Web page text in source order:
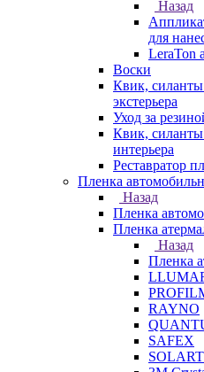
Назад
для
LeraTon
Воски
Квик,
экстерьера
Уход за
Квик,
интерьера
Реставратор
Пленка
Назад
Пленка
Пленка
Назад
Пленка
RAYNO
SAFEX